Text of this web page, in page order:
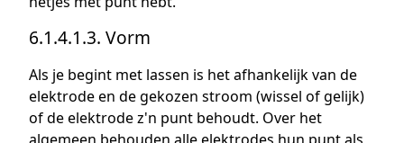
6.1.4.1.3. Vorm
Als je begint met lassen is het afhankelijk van de
elektrode en de gekozen stroom (wissel of gelijk)
of de elektrode z'n punt behoudt. Over het